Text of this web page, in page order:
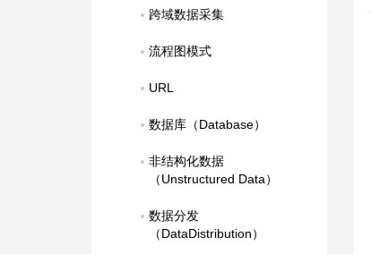
跨域数据采集
流程图模式
URL
数据库（Database）
非结构化数据
（Unstructured Data）
数据分发
（DataDistribution）